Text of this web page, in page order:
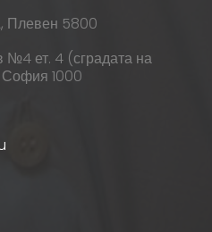
Плевен 5800
№4 ет. 4 (сградата на
София 1000